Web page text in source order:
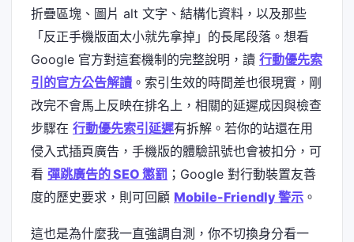
折疊區塊、圖片 alt 文字、結構化資料，以及那些
「反正手機版面太小就先拿掉」的長尾段落。想看
Google 官方對這套機制的完整說明，讀 行動優先索
引的官方公告解讀 。索引生效的時間差也很現實，剛
改完不會馬上反映在排名上，相關的延遲成因與檢查
步驟在 行動優先索引延遲有拆解。若你的站還在用
侵入式插頁廣告，手機版的體驗訊號也會被扣分，可
看 彈跳廣告的 SEO 懲罰 ；Google 對行動裝置友善
度的歷史要求，則可回顧 Mobile-Friendly 警示 。
這也是為什麼我一直強調自測，你不切換身分看一